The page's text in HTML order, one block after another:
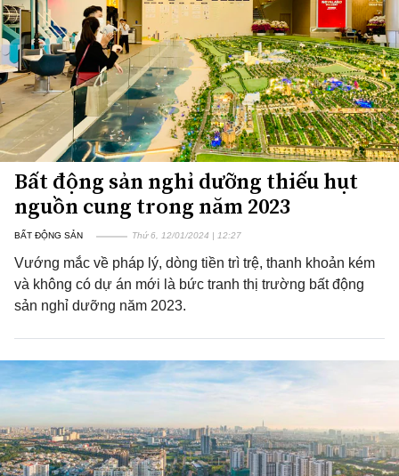
Bất động sản nghỉ dưỡng thiếu hụt
nguồn cung trong năm 2023
BẤT ĐỘNG SẢN Thứ 6, 12/01/2024 | 12:27
Vướng mắc về pháp lý, dòng tiền trì trệ, thanh khoản kém
và không có dự án mới là bức tranh thị trường bất động
sản nghỉ dưỡng năm 2023.